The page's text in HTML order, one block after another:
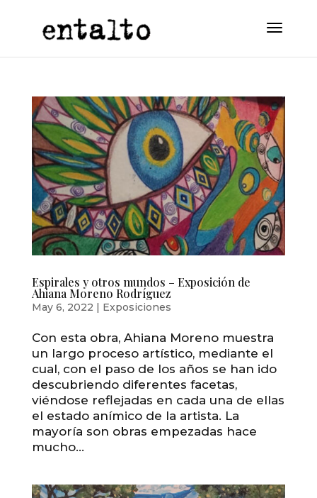
Espirales y otros mundos – Exposición de
Ahiana Moreno Rodríguez
May 6, 2022 | Exposiciones
Con esta obra, Ahiana Moreno muestra
un largo proceso artístico, mediante el
cual, con el paso de los años se han ido
descubriendo diferentes facetas,
viéndose reflejadas en cada una de ellas
el estado anímico de la artista. La
mayoría son obras empezadas hace
mucho...